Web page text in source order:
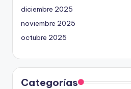
diciembre 2025
noviembre 2025
octubre 2025
Categorías